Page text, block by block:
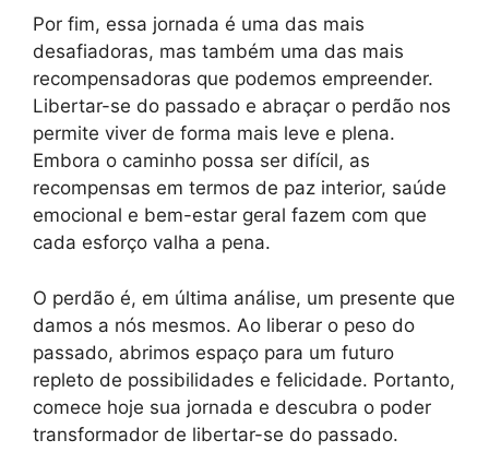
Por fim, essa jornada é uma das mais
desafiadoras, mas também uma das mais
recompensadoras que podemos empreender.
Libertar-se do passado e abraçar o perdão nos
permite viver de forma mais leve e plena.
Embora o caminho possa ser difícil, as
recompensas em termos de paz interior, saúde
emocional e bem-estar geral fazem com que
cada esforço valha a pena.
O perdão é, em última análise, um presente que
damos a nós mesmos. Ao liberar o peso do
passado, abrimos espaço para um futuro
repleto de possibilidades e felicidade. Portanto,
comece hoje sua jornada e descubra o poder
transformador de libertar-se do passado.